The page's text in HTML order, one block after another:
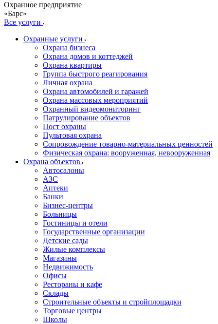
Охранное предприятие
«Барс»
Все услуги
Охранные услуги
Охрана бизнеса
Охрана домов и коттеджей
Охрана квартиры
Группа быстрого реагирования
Личная охрана
Охрана автомобилей и гаражей
Охрана массовых мероприятий
Охранный видеомониторинг
Патрулирование объектов
Пост охраны
Пультовая охрана
Сопровождение товарно-материальных ценностей
Физическая охрана: вооруженная, невооруженная
Охрана объектов
Автосалоны
АЗС
Аптеки
Банки
Бизнес-центры
Больницы
Гостиницы и отели
Государственные организации
Детские сады
Жилые комплексы
Магазины
Недвижимость
Офисы
Рестораны и кафе
Склады
Строительные объекты и стройплощадки
Торговые центры
Школы